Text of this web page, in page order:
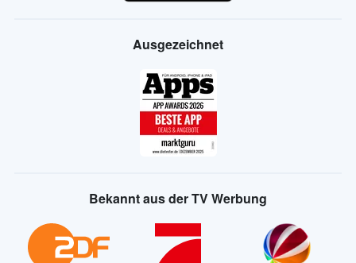
Ausgezeichnet
Bekannt aus der TV Werbung